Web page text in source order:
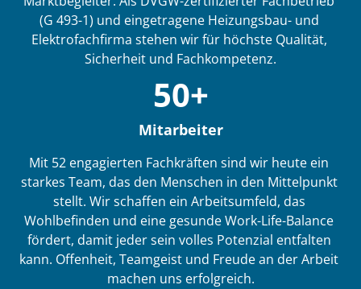
(G 493-1) und eingetragene Heizungsbau- und
Elektrofachfirma stehen wir für höchste Qualität,
Sicherheit und Fachkompetenz.
50+
Mitarbeiter
Mit 52 engagierten Fachkräften sind wir heute ein
starkes Team, das den Menschen in den Mittelpunkt
stellt. Wir schaffen ein Arbeitsumfeld, das
Wohlbefinden und eine gesunde Work-Life-Balance
fördert, damit jeder sein volles Potenzial entfalten
kann. Offenheit, Teamgeist und Freude an der Arbeit
machen uns erfolgreich.